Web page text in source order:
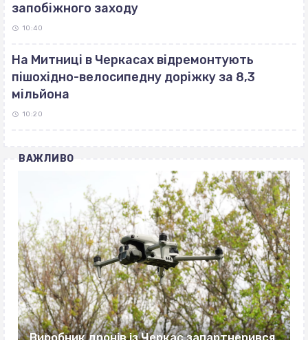
запобіжного заходу
10:40
На Митниці в Черкасах відремонтують
пішохідно-велосипедну доріжку за 8,3
мільйона
10:20
ВАЖЛИВО